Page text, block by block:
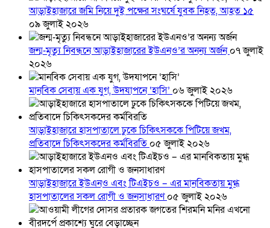
আড়াইহাজারে জমি নিয়ে দুই পক্ষের সংঘর্ষে যুবক নিহত, আহত ১৫
০৯ জুলাই ২০২৬
জন্ম-মৃত্যু নিবন্ধনে আড়াইহাজারের ইউএনও’র অনন্য অর্জন০৭ জুলাই
২০২৬
মানবিক সেবায় এক যুগ, উদযাপনে ‘হাসি’ ০৬ জুলাই ২০২৬
আড়াইহাজারে হাসপাতালে ঢুকে চিকিৎসককে পিটিয়ে জখম,
প্রতিবাদে চিকিৎসকদের কর্মবিরতি ০৫ জুলাই ২০২৬
আড়াইহাজারে ইউএনও এবং টিএইচও – এর মানবিকতায় মুগ্ধ
হাসপাতালের সকল রোগী ও জনসাধারণ০৫ জুলাই ২০২৬